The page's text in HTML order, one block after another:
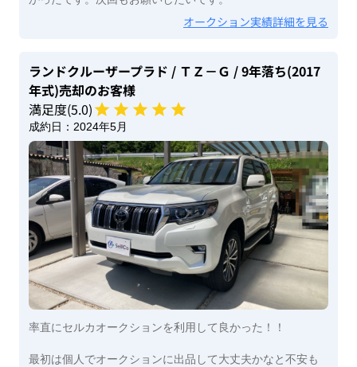
オークション実績詳細を見る
ランドクルーザープラド / ＴＺ－Ｇ / 9年落ち(2017
年式)売却のお客様
満足度(5.0)
成約日： 2024年5月
率直にセルカオークションを利用して良かった！！
最初は個人でオークションに出品して大丈夫かなと不安も